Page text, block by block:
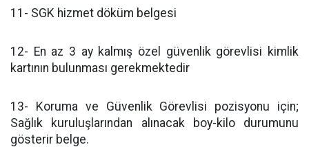
11- SGK hizmet döküm belgesi
12- En az 3 ay kalmış özel güvenlik görevlisi kimlik
kartının bulunması gerekmektedir
13- Koruma ve Güvenlik Görevlisi pozisyonu için;
Sağlık kuruluşlarından alınacak boy-kilo durumunu
gösterir belge.